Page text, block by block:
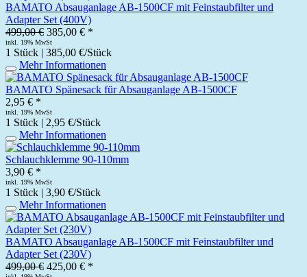
BAMATO Absauganlage AB-1500CF mit Feinstaubfilter und
Adapter Set (400V)
499,00 € 385,00 € *
inkl. 19% MwSt
1 Stück | 385,00 €/Stück
Mehr Informationen
BAMATO Spänesack für Absauganlage AB-1500CF
2,95 € *
inkl. 19% MwSt
1 Stück | 2,95 €/Stück
Mehr Informationen
Schlauchklemme 90-110mm
3,90 € *
inkl. 19% MwSt
1 Stück | 3,90 €/Stück
Mehr Informationen
BAMATO Absauganlage AB-1500CF mit Feinstaubfilter und
Adapter Set (230V)
499,00 € 425,00 € *